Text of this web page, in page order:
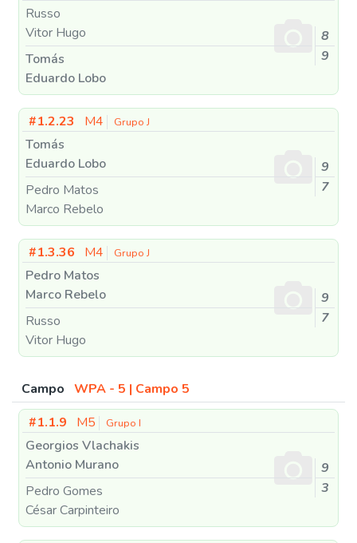
Russo
Vitor Hugo
Tomás
Eduardo Lobo
8
9
#1.2.23 M4 Grupo J
Tomás
Eduardo Lobo
Pedro Matos
Marco Rebelo
9
7
#1.3.36 M4 Grupo J
Pedro Matos
Marco Rebelo
Russo
Vitor Hugo
9
7
Campo WPA - 5 | Campo 5
#1.1.9
M5 Grupo I
Georgios Vlachakis
Antonio Murano
Pedro Gomes
César Carpinteiro
9
3